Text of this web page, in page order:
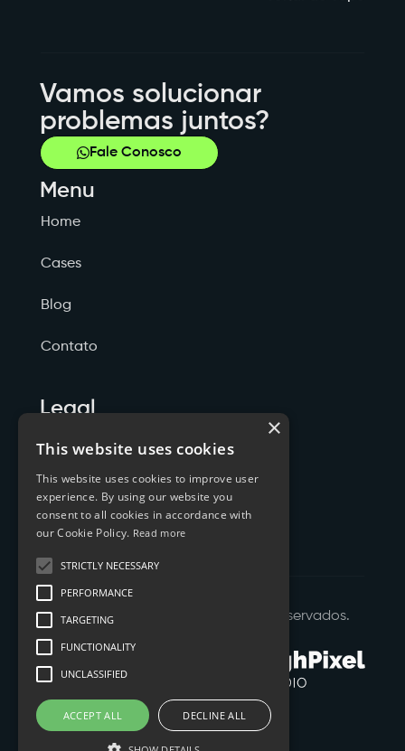
Vamos solucionar
problemas juntos?
Fale Conosco
Menu
Home
Cases
Blog
Contato
Legal
Politicas de Privacidade
Termos de Serviço
Cookies
©2026XTYL - Todos os Direitos Reservados.
×
This website uses cookies
This website uses cookies to improve user
experience. By using our website you
consent to all cookies in accordance with
our Cookie Policy. Read more
STRICTLY NECESSARY
PERFORMANCE
TARGETING
FUNCTIONALITY
UNCLASSIFIED
ACCEPT ALL DECLINE ALL